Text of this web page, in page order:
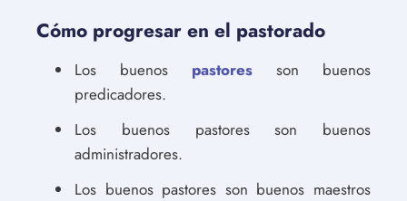
Cómo progresar en el pastorado
Los buenos pastores son buenos
predicadores.
Los buenos pastores son buenos
administradores.
Los buenos pastores son buenos maestros